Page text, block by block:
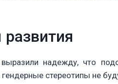
надежду, что
стереотипы не